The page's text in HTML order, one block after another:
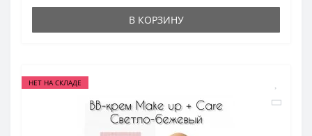
В КОРЗИНУ
НЕТ НА СКЛАДЕ